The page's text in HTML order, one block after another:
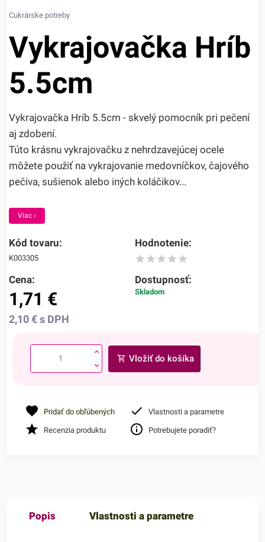
Cukrárske potreby
Vykrajovačka Hríb
5.5cm
Vykrajovačka Hríb 5.5cm - skvelý pomocník pri pečení
aj zdobení.
Túto krásnu vykrajovačku z nehrdzavejúcej ocele
môžete použiť na vykrajovanie medovníčkov, čajového
pečiva, sušienok alebo iných koláčikov...
Viac ›
Kód tovaru:
K003305
Hodnotenie:
Cena:
1,71 €
2,10€ s DPH
Dostupnosť:
Skladom
Vložiť do košíka
Pridať do obľúbených Vlastnosti a parametre
Recenzia produktu Potrebujete poradiť?
Popis Vlastnosti a parametre